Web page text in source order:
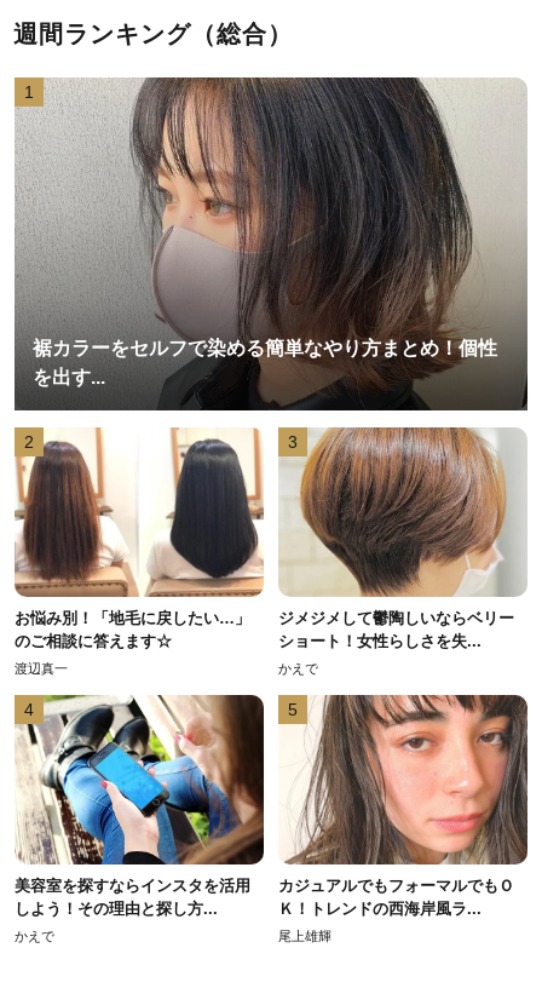
週間ランキング（総合）
1
裾カラーをセルフで染める簡単なやり方まとめ！個性
を出す...
2
お悩み別！「地毛に戻したい…」
のご相談に答えます☆
渡辺真一
3
ジメジメして鬱陶しいならベリー
ショート！女性らしさを失...
かえで
4
美容室を探すならインスタを活用
しよう！その理由と探し方...
かえで
5
カジュアルでもフォーマルでもＯ
Ｋ！トレンドの西海岸風ラ...
尾上雄輝